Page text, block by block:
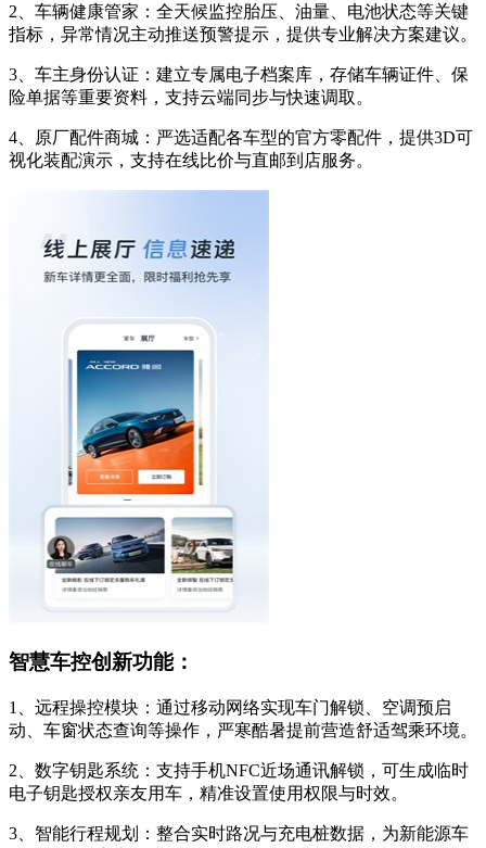
2、车辆健康管家：全天候监控胎压、油量、电池状态等关键
指标，异常情况主动推送预警提示，提供专业解决方案建议。
3、车主身份认证：建立专属电子档案库，存储车辆证件、保
险单据等重要资料，支持云端同步与快速调取。
4、原厂配件商城：严选适配各车型的官方零配件，提供3D可
视化装配演示，支持在线比价与直邮到店服务。
智慧车控创新功能：
1、远程操控模块：通过移动网络实现车门解锁、空调预启
动、车窗状态查询等操作，严寒酷暑提前营造舒适驾乘环境。
2、数字钥匙系统：支持手机NFC近场通讯解锁，可生成临时
电子钥匙授权亲友用车，精准设置使用权限与时效。
3、智能行程规划：整合实时路况与充电桩数据，为新能源车